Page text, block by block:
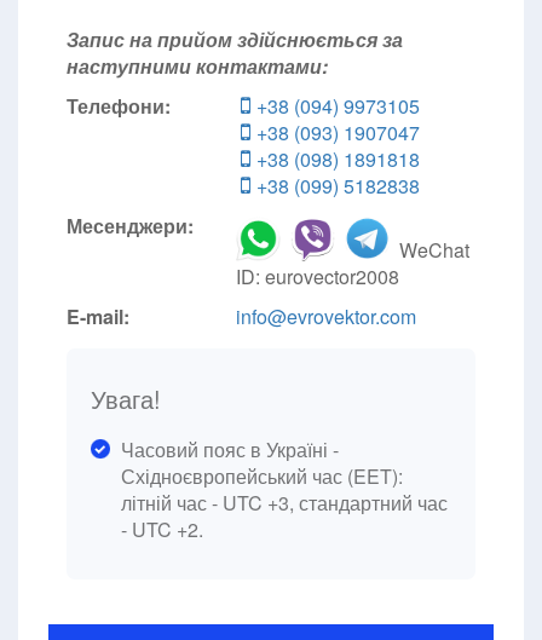
Запис на прийом здійснюється за
наступними контактами:
Телефони:
+38 (094) 9973105
+38 (093) 1907047
+38 (098) 1891818
+38 (099) 5182838
Месенджери:
WeChat
ID: eurovector2008
E-mail:
info@evrovektor.com
Увага!
Часовий пояс в Україні -
Східноєвропейський час (EET):
літній час - UTC +3, стандартний час
- UTC +2.